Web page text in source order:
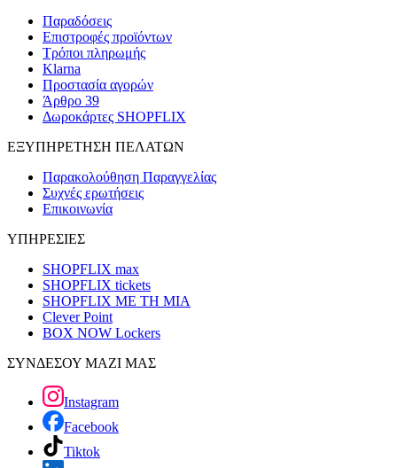
Παραδόσεις
Επιστροφές προϊόντων
Τρόποι πληρωμής
Klarna
Προστασία αγορών
Άρθρο 39
Δωροκάρτες SHOPFLIX
ΕΞΥΠΗΡΕΤΗΣΗ ΠΕΛΑΤΩΝ
Παρακολούθηση Παραγγελίας
Συχνές ερωτήσεις
Επικοινωνία
ΥΠΗΡΕΣΙΕΣ
SHOPFLIX max
SHOPFLIX tickets
SHOPFLIX ΜΕ ΤΗ ΜΙΑ
Clever Point
BOX NOW Lockers
ΣΥΝΔΕΣΟΥ ΜΑΖΙ ΜΑΣ
Instagram
Facebook
Tiktok